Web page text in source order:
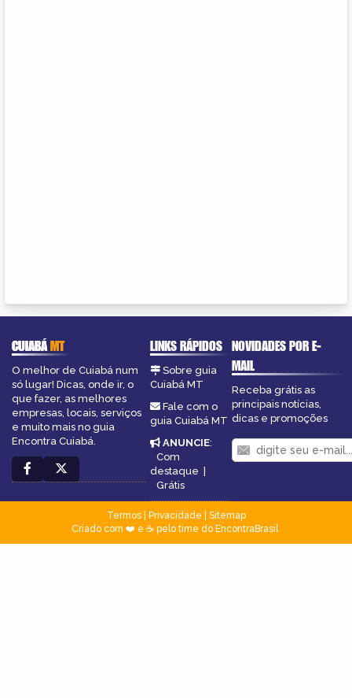
CUIABÁMT
O melhor de Cuiabá num
só lugar! Dicas, onde ir, o
que fazer, as melhores
empresas, locais, serviços
e muito mais no guia
Encontra Cuiabá.
LINKS RÁPIDOS
Sobre guia
Cuiabá MT
Fale com o
guia Cuiabá MT
ANUNCIE:
Com
destaque |
Grátis
NOVIDADES POR E-
MAIL
Receba grátis as
principais notícias,
dicas e promoções
Termos| Privacidade
Sitemap
Criado com ❤️ e ☕ pelo time do EncontraBrasil